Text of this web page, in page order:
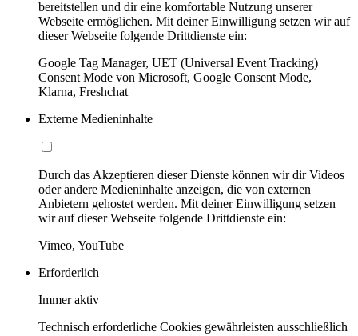
bereitstellen und dir eine komfortable Nutzung unserer
Webseite ermöglichen. Mit deiner Einwilligung setzen wir auf
dieser Webseite folgende Drittdienste ein:
Google Tag Manager, UET (Universal Event Tracking)
Consent Mode von Microsoft, Google Consent Mode,
Klarna, Freshchat
Externe Medieninhalte
Durch das Akzeptieren dieser Dienste können wir dir Videos
oder andere Medieninhalte anzeigen, die von externen
Anbietern gehostet werden. Mit deiner Einwilligung setzen
wir auf dieser Webseite folgende Drittdienste ein:
Vimeo, YouTube
Erforderlich
Immer aktiv
Technisch erforderliche Cookies gewährleisten ausschließlich